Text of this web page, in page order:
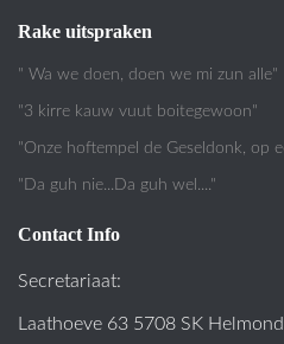
Rake uitspraken
" Wa we doen, doen we mi zun alle"
"3 kirre kauw vuut boitegewoon"
"Onze hoftempel de Geseldonk, op
"Da guh nie...Da guh wel...."
Contact Info
Secretariaat:
Laathoeve 63 5708 SK Helmond